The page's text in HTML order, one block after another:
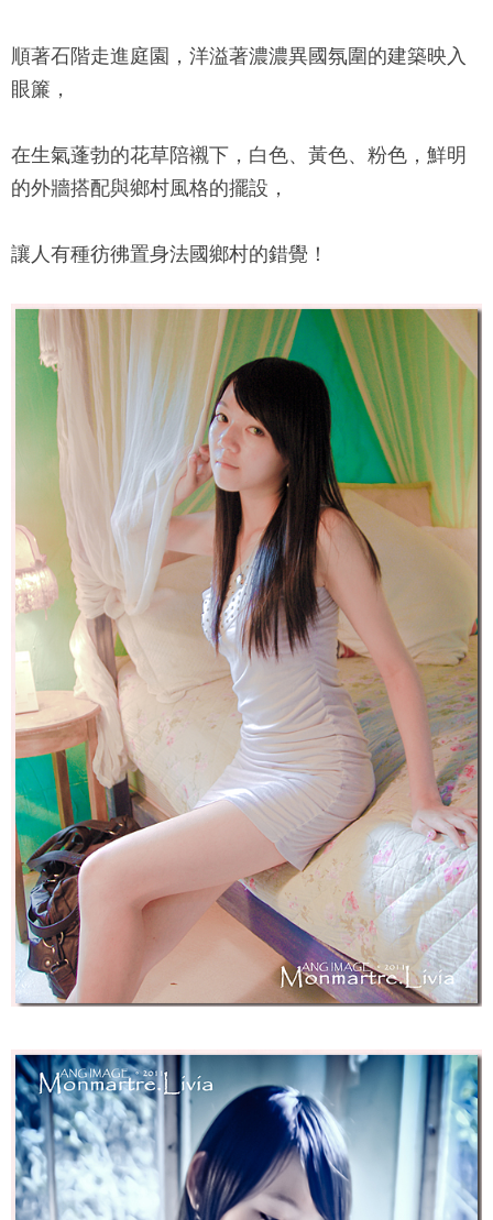
順著石階走進庭園，洋溢著濃濃異國氛圍的建築映入
眼簾，
在生氣蓬勃的花草陪襯下，白色、黃色、粉色，鮮明
的外牆搭配與鄉村風格的擺設，
讓人有種彷彿置身法國鄉村的錯覺！